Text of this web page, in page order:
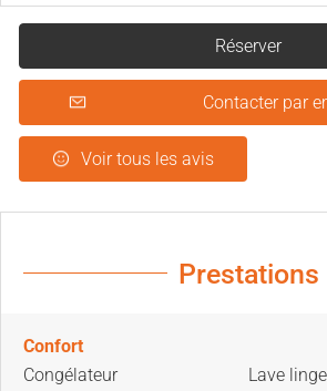
Réserver
Contacter par
Voir tous les avis
Prestations
Confort
Congélateur
Lave